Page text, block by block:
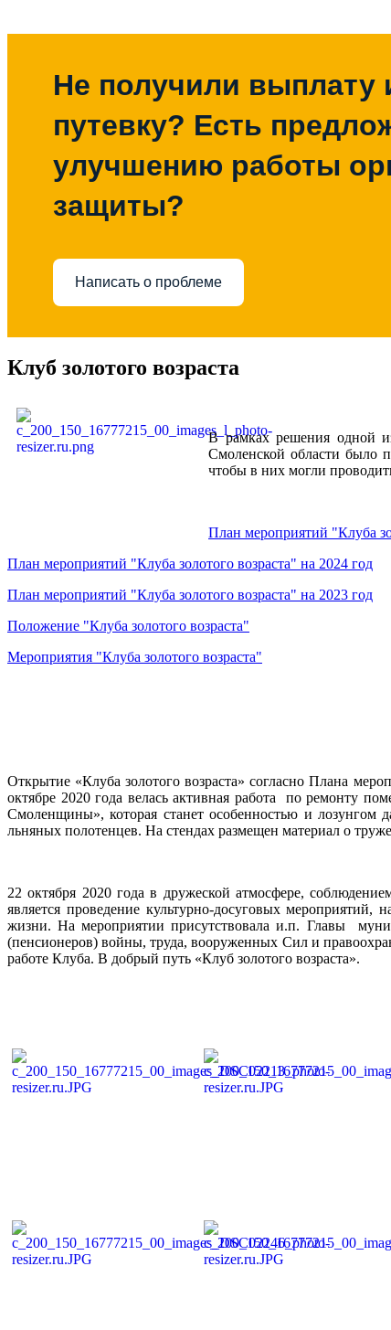
Не получили выплату
путевку? Есть
улучшению работы
защиты?
Написать о проблеме
Клуб золотого возраста
В рамках решения одной
Смоленской области было
чтобы в них могли
План мероприятий "Клуба
План мероприятий "Клуба золотого возраста" на 2024 год
План мероприятий "Клуба золотого возраста" на 2023 год
Положение "Клуба золотого возраста"
Мероприятия "Клуба золотого возраста"
Открытие «Клуба золотого возраста» согласно Плана
октябре 2020 года велась активная работа по ремонту
Смоленщины», которая станет особенностью и
льняных полотенцев. На стендах размещен материал о
22 октября 2020 года в дружеской атмосфере,
является проведение культурно-досуговых
жизни. На мероприятии присутствовала и.п. Главы
(пенсионеров) войны, труда, вооруженных Сил и
работе Клуба. В добрый путь «Клуб золотого возраста».